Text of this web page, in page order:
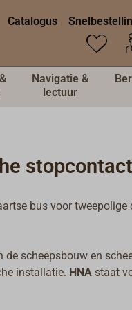
Catalogus
Navigatie &
lectuur
bus voor tweepolige
de scheepsbouw en
installatie. HNA staat
traditionele
wordt voortgezet.